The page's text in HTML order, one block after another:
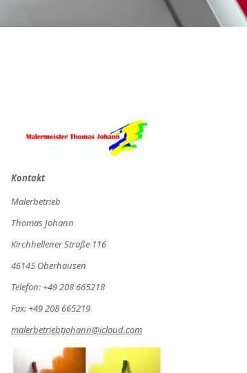
Kontakt
Malerbetrieb
Thomas Johann
Kirchhellener Straße 116
46145 Oberhausen
Telefon: +49 208 665218
Fax: +49 208 665219
malerbetriebtjohann@icloud.com